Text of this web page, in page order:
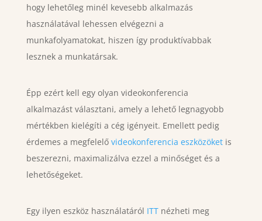
hogy lehetőleg minél kevesebb alkalmazás
használatával lehessen elvégezni a
munkafolyamatokat, hiszen így produktívabbak
lesznek a munkatársak.
Épp ezért kell egy olyan videokonferencia
alkalmazást választani, amely a lehető legnagyobb
mértékben kielégíti a cég igényeit. Emellett pedig
érdemes a megfelelő videokonferencia eszközöketis
beszerezni, maximalizálva ezzel a minőséget és a
lehetőségeket.
Egy ilyen eszköz használatáról ITTnézheti meg